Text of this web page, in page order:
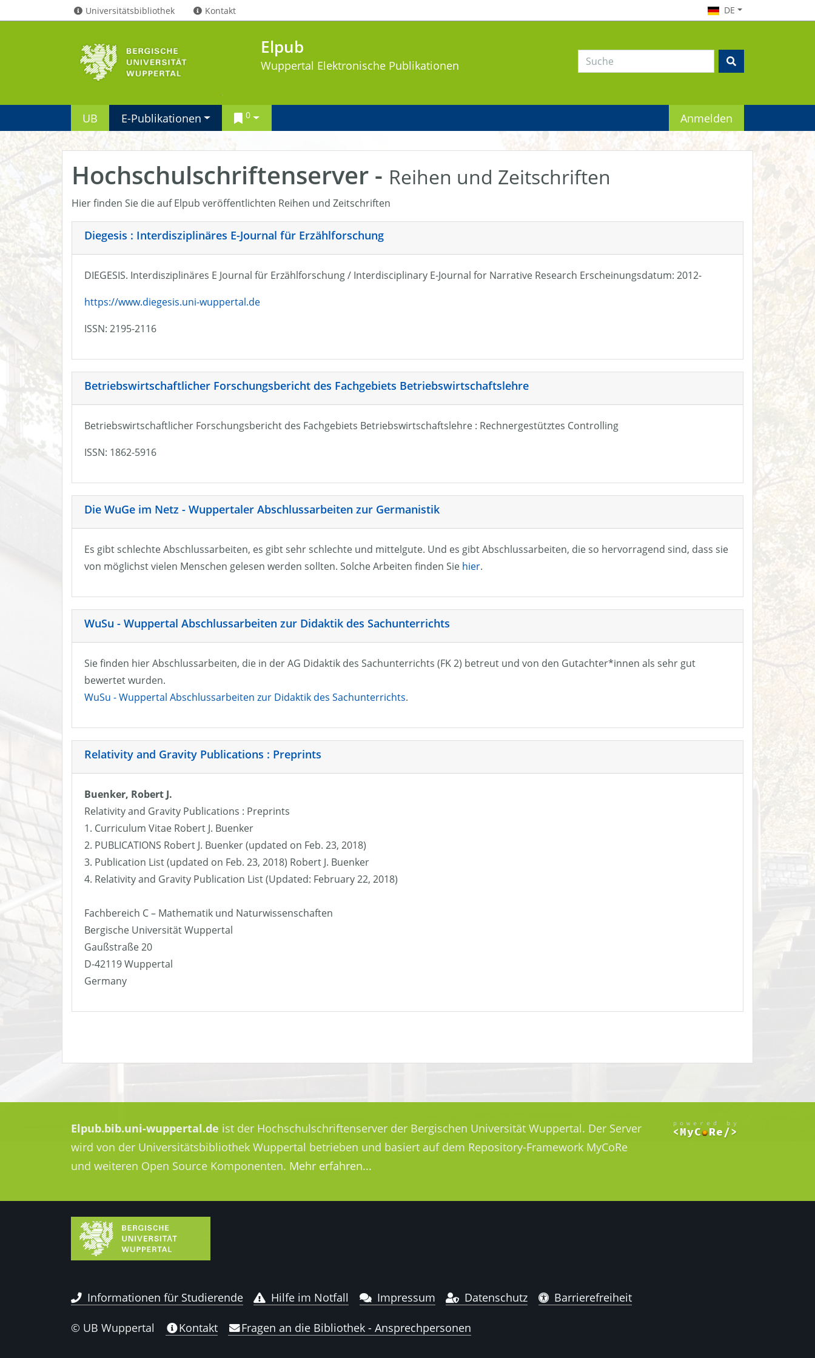
Universitätsbibliothek Kontakt DE
Elpub
Wuppertal Elektronische Publikationen
UB E-Publikationen 0 Anmelden
Hochschulschriftenserver - Reihen und Zeitschriften
Hier finden Sie die auf Elpub veröffentlichten Reihen und Zeitschriften
Diegesis : Interdisziplinäres E-Journal für Erzählforschung
DIEGESIS. Interdisziplinäres E Journal für Erzählforschung / Interdisciplinary E-Journal for Narrative Research Erscheinungsdatum: 2012-
https://www.diegesis.uni-wuppertal.de
ISSN: 2195-2116
Betriebswirtschaftlicher Forschungsbericht des Fachgebiets Betriebswirtschaftslehre
Betriebswirtschaftlicher Forschungsbericht des Fachgebiets Betriebswirtschaftslehre : Rechnergestütztes Controlling
ISSN: 1862-5916
Die WuGe im Netz - Wuppertaler Abschlussarbeiten zur Germanistik
Es gibt schlechte Abschlussarbeiten, es gibt sehr schlechte und mittelgute. Und es gibt Abschlussarbeiten, die so hervorragend sind, dass sie
von möglichst vielen Menschen gelesen werden sollten. Solche Arbeiten finden Sie hier.
WuSu - Wuppertal Abschlussarbeiten zur Didaktik des Sachunterrichts
Sie finden hier Abschlussarbeiten, die in der AG Didaktik des Sachunterrichts (FK 2) betreut und von den Gutachter*innen als sehr gut
bewertet wurden.
WuSu - Wuppertal Abschlussarbeiten zur Didaktik des Sachunterrichts.
Relativity and Gravity Publications : Preprints
Buenker, Robert J.
Relativity and Gravity Publications : Preprints
1. Curriculum Vitae Robert J. Buenker
2. PUBLICATIONS Robert J. Buenker (updated on Feb. 23, 2018)
3. Publication List (updated on Feb. 23, 2018) Robert J. Buenker
4. Relativity and Gravity Publication List (Updated: February 22, 2018)
Fachbereich C – Mathematik und Naturwissenschaften
Bergische Universität Wuppertal
Gaußstraße 20
D-42119 Wuppertal
Germany
Elpub.bib.uni-wuppertal.de ist der Hochschulschriftenserver der Bergischen Universität Wuppertal. Der Server
wird von der Universitätsbibliothek Wuppertal betrieben und basiert auf dem Repository-Framework MyCoRe
und weiteren Open Source Komponenten. Mehr erfahren...
Informationen für Studierende Hilfe im Notfall Impressum Datenschutz Barrierefreiheit
© UB Wuppertal Kontakt Fragen an die Bibliothek - Ansprechpersonen